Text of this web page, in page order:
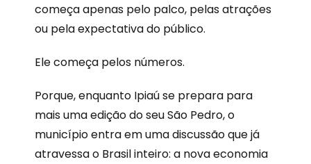
começa apenas pelo palco, pelas atrações
ou pela expectativa do público.
Ele começa pelos números.
Porque, enquanto Ipiaú se prepara para
mais uma edição do seu São Pedro, o
município entra em uma discussão que já
atravessa o Brasil inteiro: a nova economia